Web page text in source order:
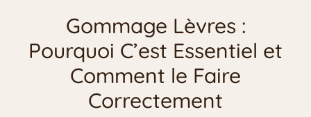
Gommage Lèvres :
Pourquoi C’est Essentiel et
Comment le Faire
Correctement